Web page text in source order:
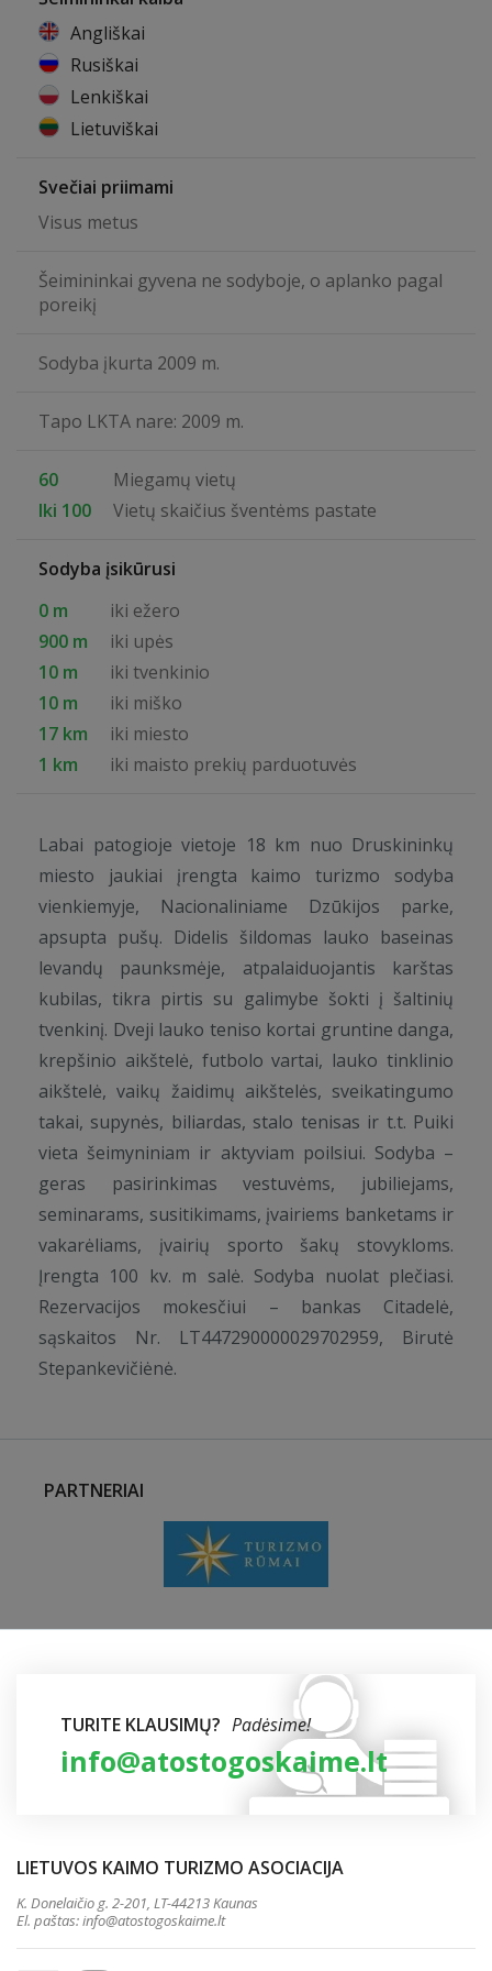
Angliškai
Rusiškai
Lenkiškai
Lietuviškai
Svečiai priimami
Visus metus
Šeimininkai gyvena ne sodyboje, o aplanko pagal
poreikį
Sodyba įkurta 2009 m.
Tapo LKTA nare: 2009 m.
60
Miegamų vietų
Iki 100
Vietų skaičius šventėms pastate
Sodyba įsikūrusi
0 m
iki ežero
900 m
iki upės
10 m
iki tvenkinio
10 m
iki miško
17 km
iki miesto
1 km
iki maisto prekių parduotuvės
Labai patogioje vietoje 18 km nuo Druskininkų
miesto jaukiai įrengta kaimo turizmo sodyba
vienkiemyje, Nacionaliniame Dzūkijos parke,
apsupta pušų. Didelis šildomas lauko baseinas
levandų paunksmėje, atpalaiduojantis karštas
kubilas, tikra pirtis su galimybe šokti į šaltinių
tvenkinį. Dveji lauko teniso kortai gruntine danga,
krepšinio aikštelė, futbolo vartai, lauko tinklinio
aikštelė, vaikų žaidimų aikštelės, sveikatingumo
takai, supynės, biliardas, stalo tenisas ir t.t. Puiki
vieta šeimyniniam ir aktyviam poilsiui. Sodyba –
geras pasirinkimas vestuvėms, jubiliejams,
seminarams, susitikimams, įvairiems banketams ir
vakarėliams, įvairių sporto šakų stovykloms.
Įrengta 100 kv. m salė. Sodyba nuolat plečiasi.
Rezervacijos mokesčiui – bankas Citadelė,
sąskaitos Nr. LT447290000029702959, Birutė
Stepankevičiėnė.
PARTNERIAI
TURITE KLAUSIMŲ? Padėsime!
info@atostogoskaime.lt
LIETUVOS KAIMO TURIZMO ASOCIACIJA
K. Donelaičio g. 2-201, LT-44213 Kaunas
El. paštas:info@atostogoskaime.lt